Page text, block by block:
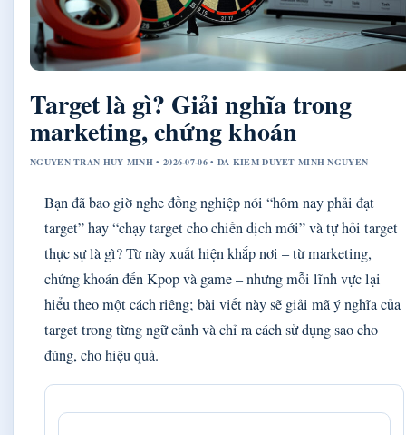
Target là gì? Giải nghĩa trong
marketing, chứng khoán
NGUYEN TRAN HUY MINH • 2026-07-06 • DA KIEM DUYET MINH NGUYEN
Bạn đã bao giờ nghe đồng nghiệp nói “hôm nay phải đạt
target” hay “chạy target cho chiến dịch mới” và tự hỏi target
thực sự là gì? Từ này xuất hiện khắp nơi – từ marketing,
chứng khoán đến Kpop và game – nhưng mỗi lĩnh vực lại
hiểu theo một cách riêng; bài viết này sẽ giải mã ý nghĩa của
target trong từng ngữ cảnh và chỉ ra cách sử dụng sao cho
đúng, cho hiệu quả.